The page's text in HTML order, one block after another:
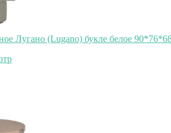
Лугано (Lugano) букле белое